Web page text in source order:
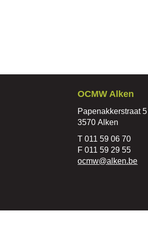
Contact
OCMW Alken
Adres
Papenakkerstraat 5
,3570 Alken
Tel.011 59 06 70
Fax011 59 29 55
E-
ocmw@alken.be